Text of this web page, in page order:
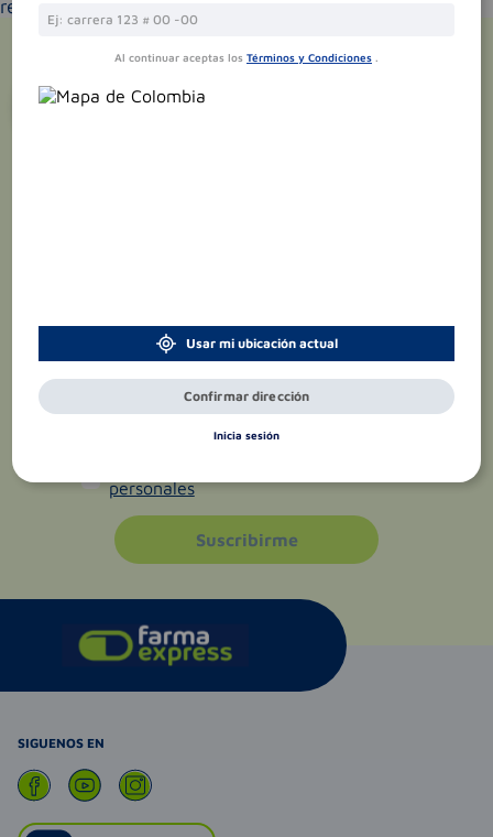
recomendados según la cobertura de entrega
¡Suscríbete y recibe
personales
Suscribirme
SIGUENOS EN
Al continuar aceptas los Términos y Condiciones .
Usar mi ubicación actual
Confirmar dirección
Inicia sesión